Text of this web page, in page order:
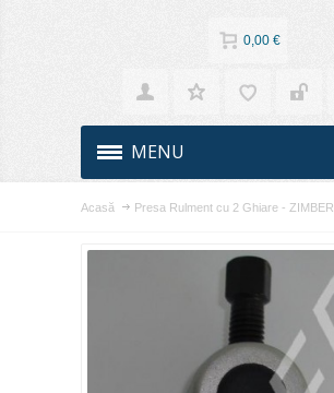
0,00 €
MENU
Acasă Presa Rulment cu 2 Ghiare - ZIMBER